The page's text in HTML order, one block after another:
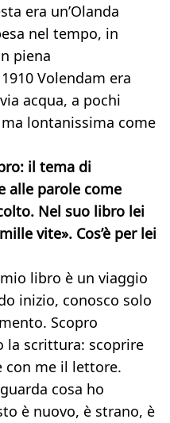
era un’Olanda
nel tempo, in
piena
Volendam era
acqua, a pochi
lontanissima come
il tema di
alle parole come
Nel suo libro lei
vite». Cos’è per lei
libro è un viaggio
inizio, conosco solo
Scopro
la scrittura: scoprire
con me il lettore.
cosa ho
è nuovo, è strano, è